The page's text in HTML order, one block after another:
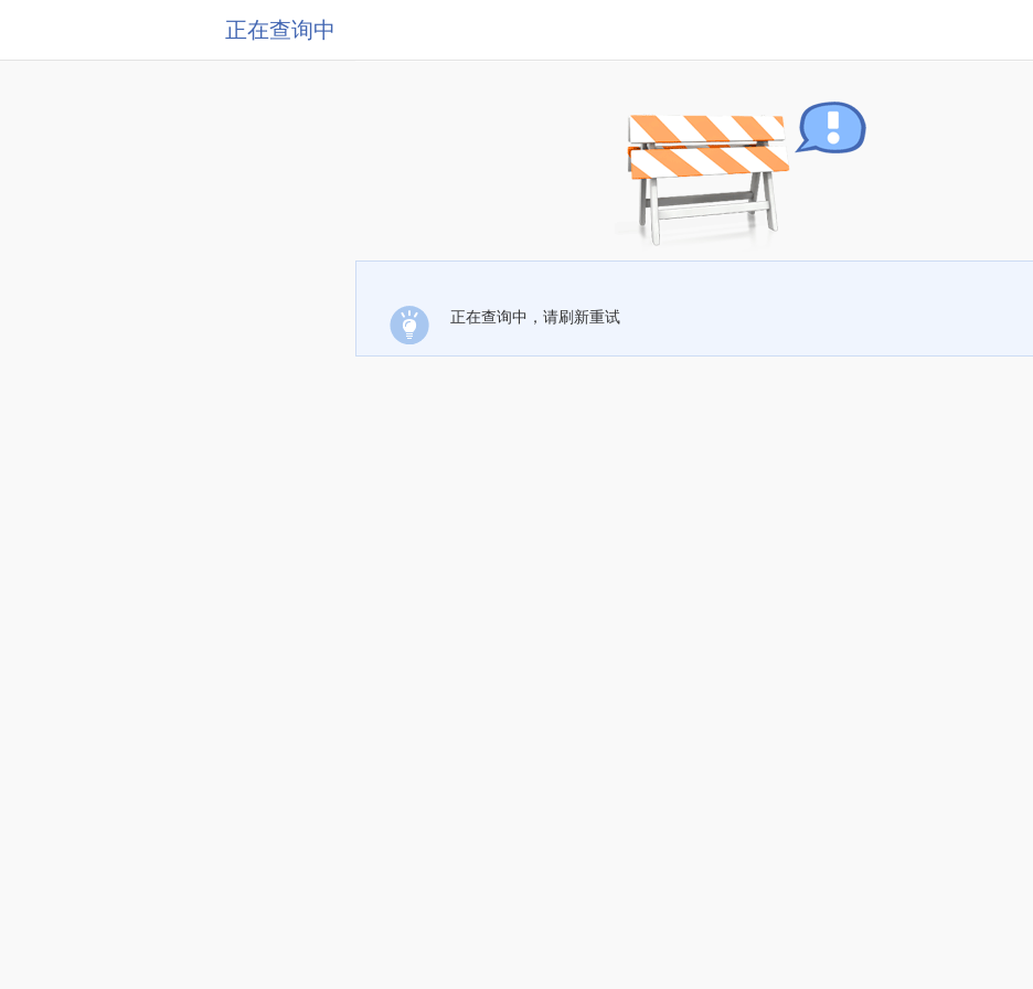
正在查询中
正在查询中，请刷新重试